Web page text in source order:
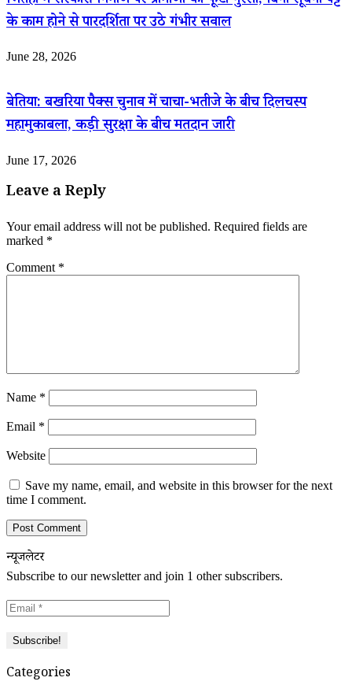
के काम होने से पारदर्शिता पर उठे गंभीर सवाल
June 28, 2026
बेतिया: बखरिया पैक्स चुनाव में चाचा-भतीजे के बीच दिलचस्प
महामुकाबला, कड़ी सुरक्षा के बीच मतदान जारी
June 17, 2026
Leave a Reply
Your email address will not be published. Required fields are
marked *
Comment *
Name *
Email *
Website
Save my name, email, and website in this browser for the next
time I comment.
न्यूजलेटर
Subscribe to our newsletter and join 1 other subscribers.
Categories